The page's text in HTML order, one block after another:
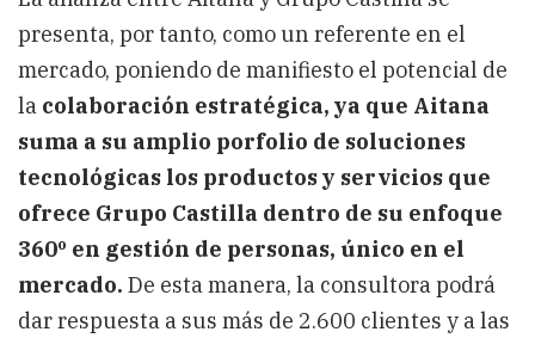
presenta, por tanto, como un referente en el
mercado, poniendo de manifiesto el potencial de
la colaboración estratégica, ya que Aitana
suma a su amplio porfolio de soluciones
tecnológicas los productos y servicios que
ofrece Grupo Castilla dentro de su enfoque
360º en gestión de personas, único en el
mercado. De esta manera, la consultora podrá
dar respuesta a sus más de 2.600 clientes y a las